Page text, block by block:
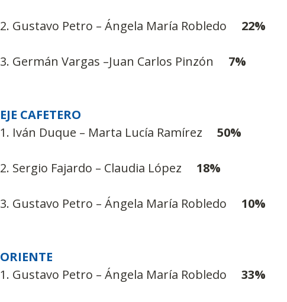
2. Gustavo Petro – Ángela María Robledo 22%
3. Germán Vargas –Juan Carlos Pinzón 7%
EJE CAFETERO
1. Iván Duque – Marta Lucía Ramírez 50%
2. Sergio Fajardo – Claudia López 18%
3. Gustavo Petro – Ángela María Robledo 10%
ORIENTE
1. Gustavo Petro – Ángela María Robledo 33%